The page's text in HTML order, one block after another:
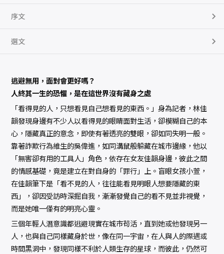
序文
選文
逃避無用，面對會更好嗎？
人終其一生的恐懼，是在這世界沒有藏身之處
「看得見的人，只想看見自己想看見的東西。」身為記者，林佳
韻發現身邊有不少人以看得見的眼睛面對生活，卻模糊自己的本
心，隱藏真正的意念，即使有著透亮的雙眼，卻如同失明一般。
靠著詐欺行為維生的吳偉進，如同溝鼠般躲藏在城市邊緣，他以
「無害卻有用的工具人」角色，依存在女友佳韻身邊，彼此之間
的情感基礎，竟是建立在對自身的「罪行」上。盲眼女孩小萱，
在佳韻筆下是「看不見的人，往往能看見明眼人想要隱藏的東
西」，卻因受訪時深掘自我，漸漸發覺自己的看不見並非視覺，
而是她唯一僅有的明亮心靈。
三個年輕人潛意識都逃避現實在城市苟活，直到她或他發現另一
人，也與自己同樣藏身於世，像在同一宇宙，在人與人的際遇或
時間黑洞中，發現同樣不利於人類生存的星球，而彼此，仍然可